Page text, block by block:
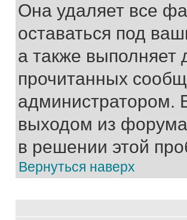
Она удаляет все
оставаться под
а также выполняет
прочитанных
администратором.
выходом из
в решении этой
Вернуться наверх